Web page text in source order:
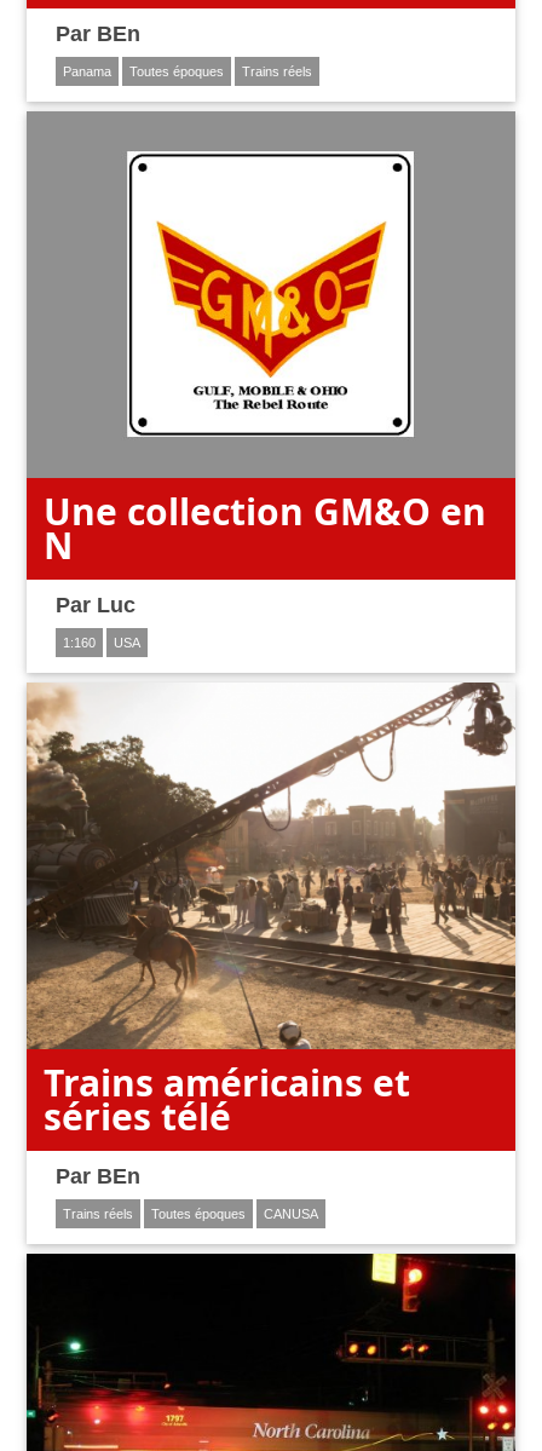
Par BEn
Panama Toutes époques Trains réels
Une collection GM&O en
N
Par Luc
1:160 USA
Trains américains et
séries télé
Par BEn
Trains réels Toutes époques CANUSA